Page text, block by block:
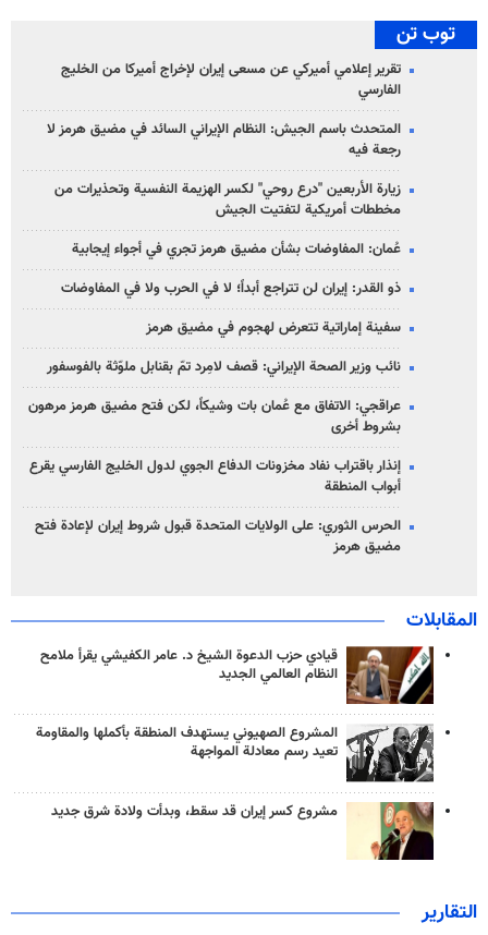
توب تن
تقرير إعلامي أميركي عن مسعى إيران لإخراج أميركا من الخليج
الفارسي
المتحدث باسم الجيش: النظام الإيراني السائد في مضيق هرمز لا
رجعة فيه
زيارة الأربعين "درع روحي" لكسر الهزيمة النفسية وتحذيرات من
مخططات أمريكية لتفتيت الجيش
عُمان: المفاوضات بشأن مضيق هرمز تجري في أجواء إيجابية
ذو القدر: إيران لن تتراجع أبداً؛ لا في الحرب ولا في المفاوضات
سفينة إماراتية تتعرض لهجوم في مضيق هرمز
نائب وزير الصحة الإيراني: قصف لامِرد تمّ بقنابل ملوّثة بالفوسفور
عراقجي: الاتفاق مع عُمان بات وشيكاً، لكن فتح مضيق هرمز مرهون
بشروط أخرى
إنذار باقتراب نفاد مخزونات الدفاع الجوي لدول الخليج الفارسي يقرع
أبواب المنطقة
الحرس الثوري: على الولايات المتحدة قبول شروط إيران لإعادة فتح
مضيق هرمز
المقابلات
قيادي حزب الدعوة الشيخ د. عامر الكفيشي يقرأ ملامح
النظام العالمي الجديد
المشروع الصهيوني يستهدف المنطقة بأكملها والمقاومة
تعيد رسم معادلة المواجهة
مشروع كسر إيران قد سقط، وبدأت ولادة شرق جديد
التقارير